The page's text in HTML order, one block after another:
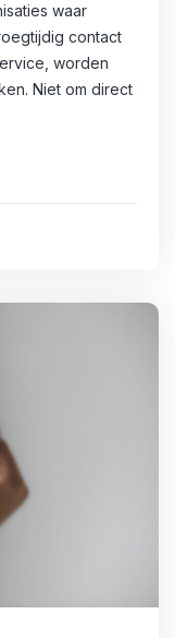
waar
contact
worden
Niet om direct